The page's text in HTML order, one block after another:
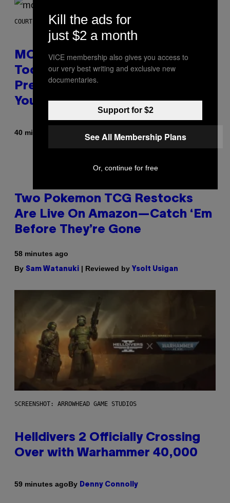
COURTESY OF MOOD
MOOD’s 4th Birthday Sale Ends
Today— Get Up to 25% Off
Prerolls, Flower, and More While
You Can
40 minutes ago Maha Haq | Reviewed by Ysolt Usigan
Two Pokemon TCG Restocks
Are Live On Amazon—Catch ‘Em
Before They’re Gone
58 minutes ago
By Sam Watanuki | Reviewed by Ysolt Usigan
SCREENSHOT: ARROWHEAD GAME STUDIOS
Helldivers 2 Officially Crossing
Over with Warhammer 40,000
59 minutes agoBy Denny Connolly
Kill the ads for
just $2 a month
VICE membership also gives you access to
our very best writing and exclusive new
documentaries.
Support for $2
See All Membership Plans
Or, continue for free